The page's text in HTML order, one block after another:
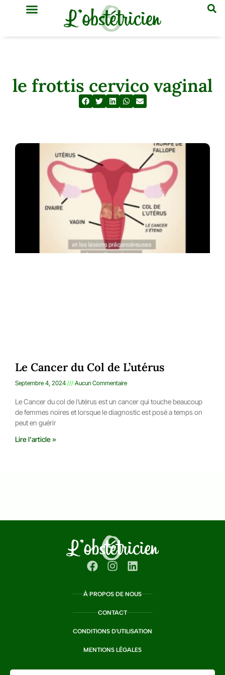
le frottis cervico vaginal
Le Cancer du Col de L’utérus
Septembre 4, 2024 Aucun Commentaire
Le Cancer du col de l’utérus est un cancer qui touche beaucoup
de femmes noires et lorsque le diagnostic est posé a temps on
peut en guérir
Lire l'article »
À PROPOS DE NOUS
CONTACT
CONDITIONS D'UTILISATION
MENTIONS LÉGALES